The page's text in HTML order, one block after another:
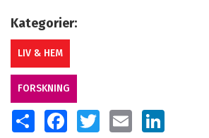
Kategorier:
LIV & HEM
FORSKNING
SHARE FACEBOOKTWITTER EMAIL